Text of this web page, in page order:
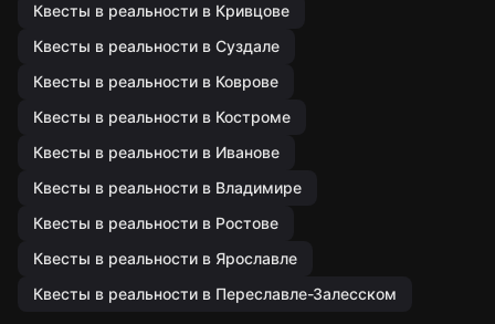
Квесты в реальности в Кривцове
Квесты в реальности в Суздале
Квесты в реальности в Коврове
Квесты в реальности в Костроме
Квесты в реальности в Иванове
Квесты в реальности в Владимире
Квесты в реальности в Ростове
Квесты в реальности в Ярославле
Квесты в реальности в Переславле-Залесском